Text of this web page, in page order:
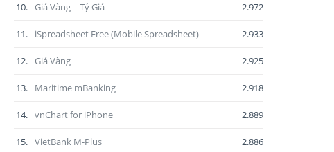
10. Giá Vàng – Tỷ Giá 2.972
11. iSpreadsheet Free (Mobile Spreadsheet) 2.933
12. Giá Vàng 2.925
13. Maritime mBanking 2.918
14. vnChart for iPhone 2.889
15. VietBank M-Plus 2.886